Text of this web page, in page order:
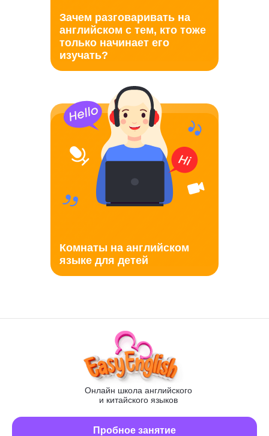
Зачем разговаривать на
английском с тем, кто тоже
только начинает его
изучать?
Комнаты на английском
языке для детей
Онлайн школа английского
и китайского языков
Пробное занятие